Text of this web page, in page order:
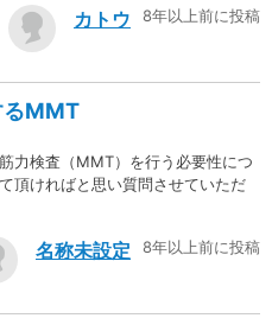
8年以上前に投稿
カトウ
るMMT
力検査（MMT）を行う必要性につ
頂ければと思い質問させていただ
8年以上前に投稿
名称未設定